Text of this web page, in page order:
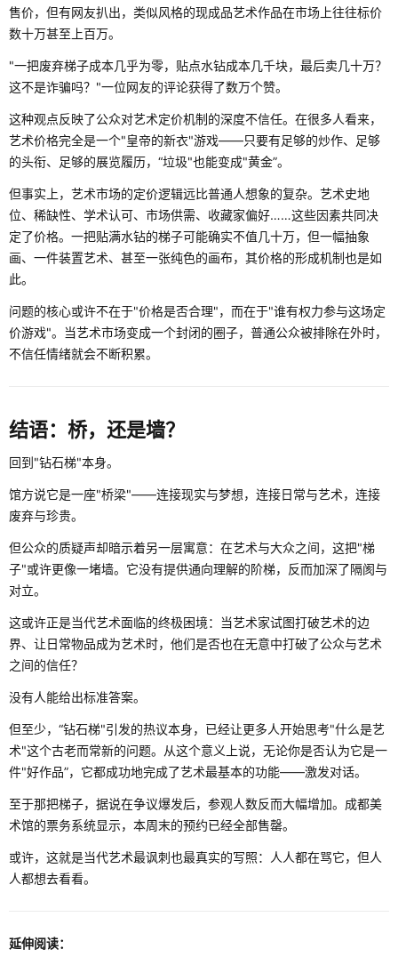
售价，但有网友扒出，类似风格的现成品艺术作品在市场上往往标价
数十万甚至上百万。
"一把废弃梯子成本几乎为零，贴点水钻成本几千块，最后卖几十万？
这不是诈骗吗？"一位网友的评论获得了数万个赞。
这种观点反映了公众对艺术定价机制的深度不信任。在很多人看来，
艺术价格完全是一个"皇帝的新衣"游戏——只要有足够的炒作、足够
的头衔、足够的展览履历，“垃圾"也能变成"黄金”。
但事实上，艺术市场的定价逻辑远比普通人想象的复杂。艺术史地
位、稀缺性、学术认可、市场供需、收藏家偏好……这些因素共同决
定了价格。一把贴满水钻的梯子可能确实不值几十万，但一幅抽象
画、一件装置艺术、甚至一张纯色的画布，其价格的形成机制也是如
此。
问题的核心或许不在于"价格是否合理"，而在于"谁有权力参与这场定
价游戏"。当艺术市场变成一个封闭的圈子，普通公众被排除在外时，
不信任情绪就会不断积累。
结语：桥，还是墙？
回到"钻石梯"本身。
馆方说它是一座"桥梁"——连接现实与梦想，连接日常与艺术，连接
废弃与珍贵。
但公众的质疑声却暗示着另一层寓意：在艺术与大众之间，这把"梯
子"或许更像一堵墙。它没有提供通向理解的阶梯，反而加深了隔阂与
对立。
这或许正是当代艺术面临的终极困境：当艺术家试图打破艺术的边
界、让日常物品成为艺术时，他们是否也在无意中打破了公众与艺术
之间的信任？
没有人能给出标准答案。
但至少，“钻石梯"引发的热议本身，已经让更多人开始思考"什么是艺
术"这个古老而常新的问题。从这个意义上说，无论你是否认为它是一
件"好作品”，它都成功地完成了艺术最基本的功能——激发对话。
至于那把梯子，据说在争议爆发后，参观人数反而大幅增加。成都美
术馆的票务系统显示，本周末的预约已经全部售罄。
或许，这就是当代艺术最讽刺也最真实的写照：人人都在骂它，但人
人都想去看看。
延伸阅读：